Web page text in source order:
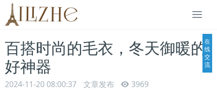
百搭时尚的毛衣，冬天御暖的
好神器
2024-11-20 08:00:37 文章发布 3969
在
线
交
流